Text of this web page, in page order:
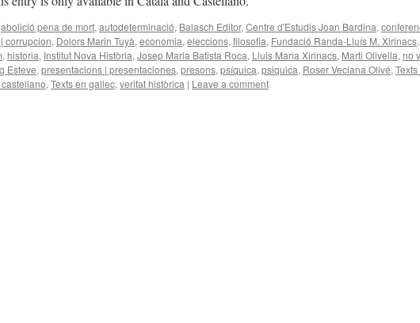
abolició pena de mort, autodeterminació, Balasch Editor, Centre d'Estudis Joan Bardina,
corrupcion, Dolors Marin Tuyà, economia, eleccions, filosofia, Fundació Randa-Lluís M. Xirinacs,
, historia, Institut Nova Història, Josep Maria Batista Roca, Lluis Maria Xirinacs, Marti Olivella, no
Esteve, presentacions | presentaciones, presons, psíquica, psiquica, Roser Veciana Olivé,
, Texts en gallec, veritat històrica | Leave a comment